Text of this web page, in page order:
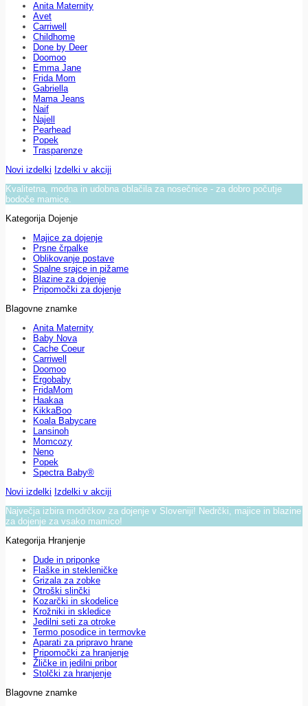
Anita Maternity
Avet
Carriwell
Childhome
Done by Deer
Doomoo
Emma Jane
Frida Mom
Gabriella
Mama Jeans
Naif
Najell
Pearhead
Popek
Trasparenze
Novi izdelki Izdelki v akciji
Kvalitetna, modna in udobna oblačila za nosečnice - za dobro počutje
bodoče mamice.
Kategorija Dojenje
Majice za dojenje
Prsne črpalke
Oblikovanje postave
Spalne srajce in pižame
Blazine za dojenje
Pripomočki za dojenje
Blagovne znamke
Anita Maternity
Baby Nova
Cache Coeur
Carriwell
Doomoo
Ergobaby
FridaMom
Haakaa
KikkaBoo
Koala Babycare
Lansinoh
Momcozy
Neno
Popek
Spectra Baby®
Novi izdelki Izdelki v akciji
Največja izbira modrčkov za dojenje v Sloveniji! Nedrčki, majice in blazine
za dojenje za vsako mamico!
Kategorija Hranjenje
Dude in priponke
Flaške in stekleničke
Grizala za zobke
Otroški slinčki
Kozarčki in skodelice
Krožniki in skledice
Jedilni seti za otroke
Termo posodice in termovke
Aparati za pripravo hrane
Pripomočki za hranjenje
Žličke in jedilni pribor
Stolčki za hranjenje
Blagovne znamke